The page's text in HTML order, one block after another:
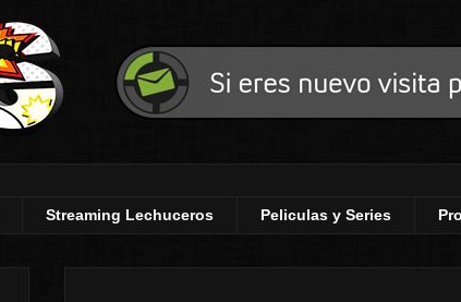
Streaming Lechuceros Peliculas y Series